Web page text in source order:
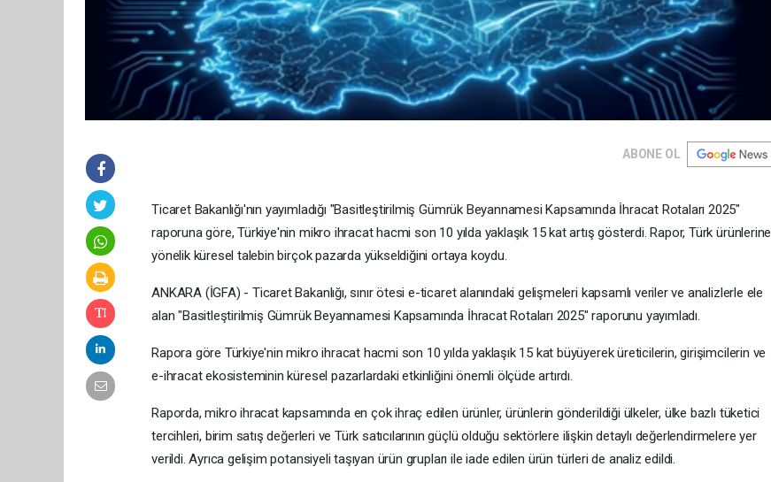
ABONE OL
Ticaret Bakanlığı'nın yayımladığı "Basitleştirilmiş Gümrük Beyannamesi Kapsamında İhracat Rotaları 2025"
raporuna göre, Türkiye'nin mikro ihracat hacmi son 10 yılda yaklaşık 15 kat artış gösterdi. Rapor, Türk ürünlerine
yönelik küresel talebin birçok pazarda yükseldiğini ortaya koydu.
ANKARA (İGFA) - Ticaret Bakanlığı, sınır ötesi e-ticaret alanındaki gelişmeleri kapsamlı veriler ve analizlerle ele
alan "Basitleştirilmiş Gümrük Beyannamesi Kapsamında İhracat Rotaları 2025" raporunu yayımladı.
Rapora göre Türkiye'nin mikro ihracat hacmi son 10 yılda yaklaşık 15 kat büyüyerek üreticilerin, girişimcilerin ve
e-ihracat ekosisteminin küresel pazarlardaki etkinliğini önemli ölçüde artırdı.
Raporda, mikro ihracat kapsamında en çok ihraç edilen ürünler, ürünlerin gönderildiği ülkeler, ülke bazlı tüketici
tercihleri, birim satış değerleri ve Türk satıcılarının güçlü olduğu sektörlere ilişkin detaylı değerlendirmelere yer
verildi. Ayrıca gelişim potansiyeli taşıyan ürün grupları ile iade edilen ürün türleri de analiz edildi.